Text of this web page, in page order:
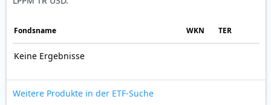
Fonds­name WKN TER
Keine Ergebnisse
Weitere Produkte in der ETF-Suche